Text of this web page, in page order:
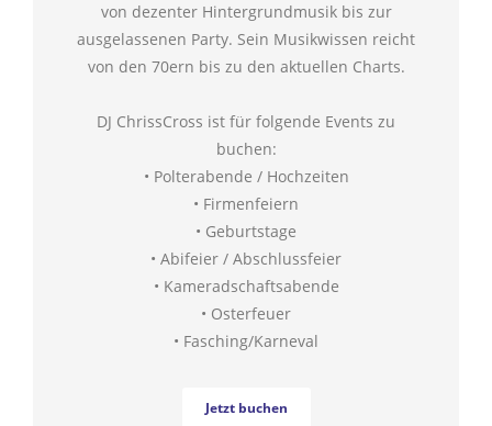
von dezenter Hintergrundmusik bis zur
ausgelassenen Party. Sein Musikwissen reicht
von den 70ern bis zu den aktuellen Charts.
DJ ChrissCross ist für folgende Events zu
buchen:
• Polterabende / Hochzeiten
• Firmenfeiern
• Geburtstage
• Abifeier / Abschlussfeier
• Kameradschaftsabende
• Osterfeuer
• Fasching/Karneval
Jetzt buchen